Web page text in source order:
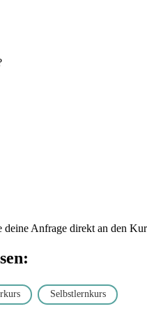
Anfrage direkt an den
Selbstlernkurs